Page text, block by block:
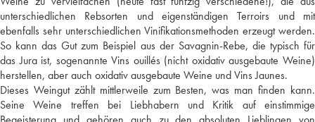
unterschiedlichen Rebsorten und eigenständigen Terroirs und mit
ebenfalls sehr unterschiedlichen Vinifikationsmethoden erzeugt werden.
So kann das Gut zum Beispiel aus der Savagnin-Rebe, die typisch für
das Jura ist, sogenannte Vins ouillés (nicht oxidativ ausgebaute Weine)
herstellen, aber auch oxidativ ausgebaute Weine und Vins Jaunes.
Dieses Weingut zählt mittlerweile zum Besten, was man finden kann.
Seine Weine treffen bei Liebhabern und Kritik auf einstimmige